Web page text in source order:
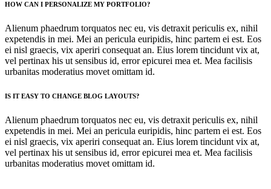
HOW CAN I PERSONALIZE MY PORTFOLIO?
Alienum phaedrum torquatos nec eu, vis detraxit periculis ex, nihil
expetendis in mei. Mei an pericula euripidis, hinc partem ei est. Eos
ei nisl graecis, vix aperiri consequat an. Eius lorem tincidunt vix at,
vel pertinax his ut sensibus id, error epicurei mea et. Mea facilisis
urbanitas moderatius movet omittam id.
IS IT EASY TO CHANGE BLOG LAYOUTS?
Alienum phaedrum torquatos nec eu, vis detraxit periculis ex, nihil
expetendis in mei. Mei an pericula euripidis, hinc partem ei est. Eos
ei nisl graecis, vix aperiri consequat an. Eius lorem tincidunt vix at,
vel pertinax his ut sensibus id, error epicurei mea et. Mea facilisis
urbanitas moderatius movet omittam id.